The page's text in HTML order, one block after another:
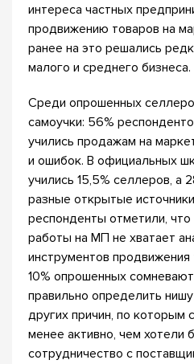
интереса частных
продвижению товаров на
ранее на это решались
малого и среднего бизнеса.
Среди опрошенных
самоучки: 56%
учились продажам на
и ошибок. В официальных
учились 15,5% селлеров, а
разные открытые
респонденты отметили,
работы на МП не хватает
инструментов продвижения
10% опрошенных
правильно определить
других причин, по которым
менее активно, чем хотели
сотрудничество с